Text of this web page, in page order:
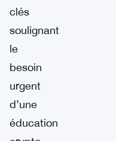
clés
soulignant
le
besoin
urgent
d’une
éducation